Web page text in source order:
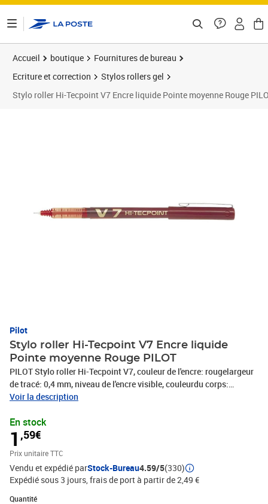
Accueil boutique
Fournitures de bureau
Ecriture et correction
Stylos rollers gel
Stylo roller Hi-Tecpoint V7 Encre liquide Pointe moyenne Rouge
Pilot
Stylo roller Hi-Tecpoint V7 Encre liquide
Pointe moyenne Rouge PILOT
PILOT Stylo roller Hi-Tecpoint V7, couleur de l'encre: rougelargeur
de tracé: 0,4 mm, niveau de l'encre visible, couleurdu corps:
rouge(085772 / BX-V7-R / 2228002)
Voir la description
En stock
1 ,59€
Prix unitaire TTC
Vendu et expédié parStock-Bureau4.59/5(330)
Expédié sous 3 jours, frais de port à partir de 2,49 €
Quantité
Quantité : 1